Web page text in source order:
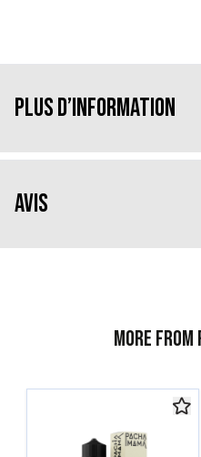
Plus d’information
Avis
More from